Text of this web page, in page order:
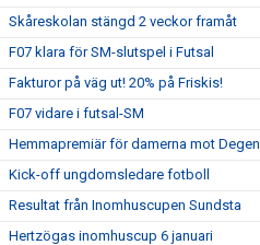
Skåreskolan stängd 2 veckor framåt
F07 klara för SM-slutspel i Futsal
Fakturor på väg ut! 20% på Friskis!
F07 vidare i futsal-SM
Hemmapremiär för damerna mot Degen
Kick-off ungdomsledare fotboll
Resultat från Inomhuscupen Sundsta
Hertzögas inomhuscup 6 januari